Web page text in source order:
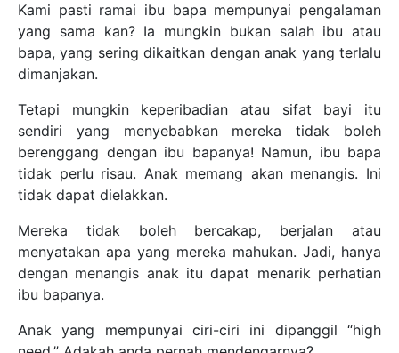
Kami pasti ramai ibu bapa mempunyai pengalaman
yang sama kan? Ia mungkin bukan salah ibu atau
bapa, yang sering dikaitkan dengan anak yang terlalu
dimanjakan.
Tetapi mungkin keperibadian atau sifat bayi itu
sendiri yang menyebabkan mereka tidak boleh
berenggang dengan ibu bapanya! Namun, ibu bapa
tidak perlu risau. Anak memang akan menangis. Ini
tidak dapat dielakkan.
Mereka tidak boleh bercakap, berjalan atau
menyatakan apa yang mereka mahukan. Jadi, hanya
dengan menangis anak itu dapat menarik perhatian
ibu bapanya.
Anak yang mempunyai ciri-ciri ini dipanggil “high